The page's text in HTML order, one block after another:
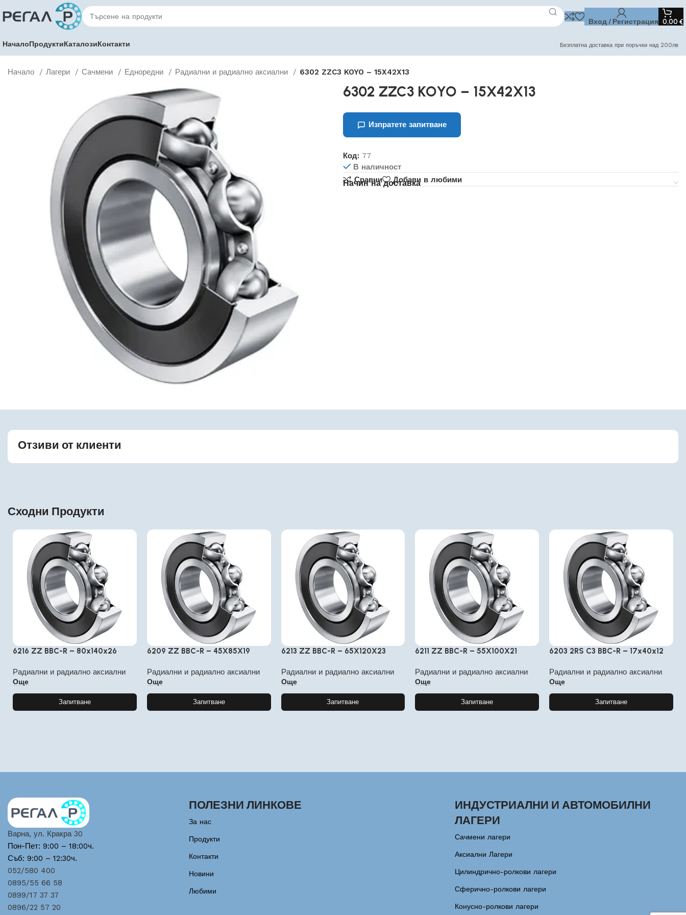
Вход / Регистрация 0,00 €
НачалоПродуктиКаталозиКонтакти Безплатна доставка при поръчки над 200лв
Начало Лагери Сачмени Едноредни Радиални и радиално аксиални 6302 ZZC3 KOYO – 15X42X13
6302 ZZC3 KOYO – 15X42X13
Изпратете запитване
Код: 77
В наличност
Сравни
Добави в любими
Начин на доставка
Отзиви от клиенти
Сходни Продукти
6216 ZZ BBC-R – 80x140x26
Радиални и радиално аксиални
Още
Запитване
6209 ZZ BBC-R – 45X85X19
Радиални и радиално аксиални
Още
Запитване
6213 ZZ BBC-R – 65X120X23
Радиални и радиално аксиални
Още
Запитване
6211 ZZ BBC-R – 55X100X21
Радиални и радиално аксиални
Още
Запитване
6203 2RS C3 BBC-R – 17x40x12
Радиални и радиално аксиални
Още
Запитване
Варна, ул. Кракра 30
Пон-Пет: 9:00 – 18:00ч.
Съб: 9:00 – 12:30ч.
052/580 400
0895/55 66 58
0899/17 37 37
0896/22 57 20
ПОЛЕЗНИ ЛИНКОВЕ
За нас
Продукти
Контакти
Новини
Любими
ИНДУСТРИАЛНИ И АВТОМОБИЛНИ
ЛАГЕРИ
Сачмени лагери
Аксиални Лагери
Цилиндрично-ролкови лагери
Сферично-ролкови лагери
Конусно-ролкови лагери